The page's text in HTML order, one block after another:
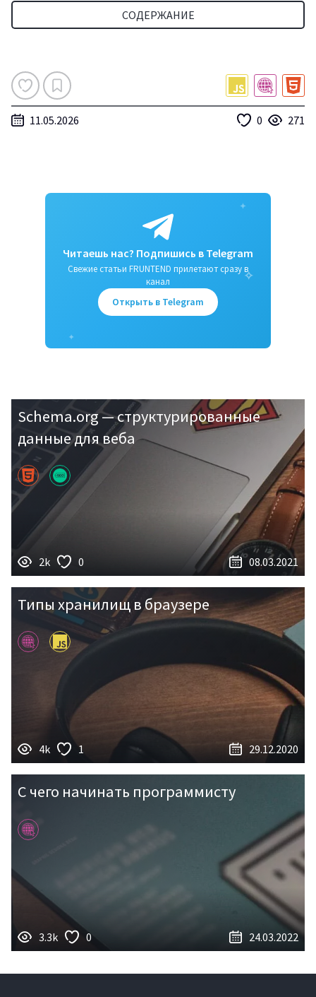
Войти
СОДЕРЖАНИЕ
11.05.2026 0 271
✦
✦
✧
Читаешь нас? Подпишись в Telegram
Свежие статьи FRUNTEND прилетают сразу в
канал
Открыть в Telegram
Schema.org — структурированные
данные для веба
2k 0 08.03.2021
Типы хранилищ в браузере
4k 1 29.12.2020
С чего начинать программисту
3.3k 0 24.03.2022